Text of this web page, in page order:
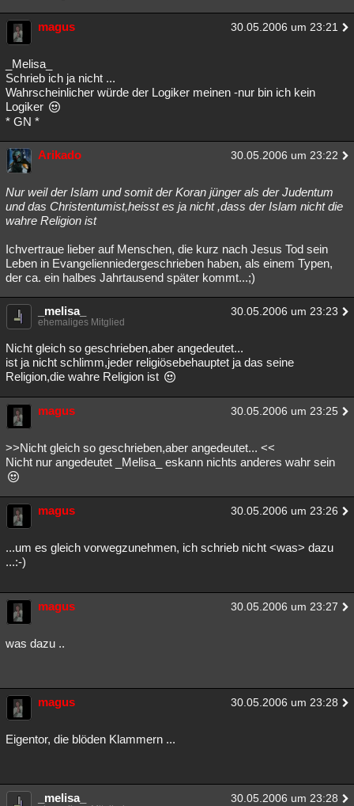
magus 30.05.2006 um 23:21
_Melisa_
Schrieb ich ja nicht ...
Wahrscheinlicher würde der Logiker meinen -nur bin ich kein
Logiker
* GN *
Arikado 30.05.2006 um 23:22
Nur weil der Islam und somit der Koran jünger als der Judentum
und das Christentumist,heisst es ja nicht ,dass der Islam nicht die
wahre Religion ist
Ichvertraue lieber auf Menschen, die kurz nach Jesus Tod sein
Leben in Evangelienniedergeschrieben haben, als einem Typen,
der ca. ein halbes Jahrtausend später kommt...;)
_melisa_ 30.05.2006 um 23:23
ehemaliges Mitglied
Nicht gleich so geschrieben,aber angedeutet...
ist ja nicht schlimm,jeder religiösebehauptet ja das seine
Religion,die wahre Religion ist
magus 30.05.2006 um 23:25
>>Nicht gleich so geschrieben,aber angedeutet... <<
Nicht nur angedeutet _Melisa_ eskann nichts anderes wahr sein
magus 30.05.2006 um 23:26
...um es gleich vorwegzunehmen, ich schrieb nicht <was> dazu
...:-)
magus 30.05.2006 um 23:27
was dazu ..
magus 30.05.2006 um 23:28
Eigentor, die blöden Klammern ...
_melisa_ 30.05.2006 um 23:28